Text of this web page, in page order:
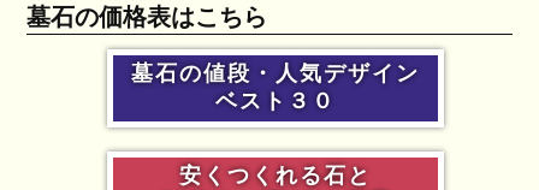
墓石の価格表はこちら
墓石の値段・人気デザイン
ベスト３０
安くつくれる石と